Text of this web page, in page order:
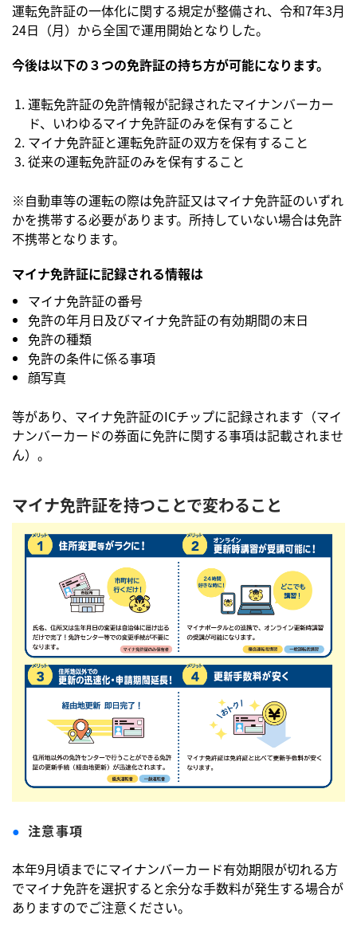
運転免許証の一体化に関する規定が整備され、令和7年3月
24日（月）から全国で運用開始となりした。
今後は以下の３つの免許証の持ち方が可能になります。
運転免許証の免許情報が記録されたマイナンバーカー
ド、いわゆるマイナ免許証のみを保有すること
マイナ免許証と運転免許証の双方を保有すること
従来の運転免許証のみを保有すること
※自動車等の運転の際は免許証又はマイナ免許証のいずれ
かを携帯する必要があります。所持していない場合は免許
不携帯となります。
マイナ免許証に記録される情報は
マイナ免許証の番号
免許の年月日及びマイナ免許証の有効期間の末日
免許の種類
免許の条件に係る事項
顔写真
等があり、マイナ免許証のICチップに記録されます（マイ
ナンバーカードの券面に免許に関する事項は記載されませ
ん）。
マイナ免許証を持つことで変わること
注意事項
本年9⽉頃までにマイナンバーカード有効期限が切れる⽅
でマイナ免許を選択すると余分な手数料が発生する場合が
ありますのでご注意ください。